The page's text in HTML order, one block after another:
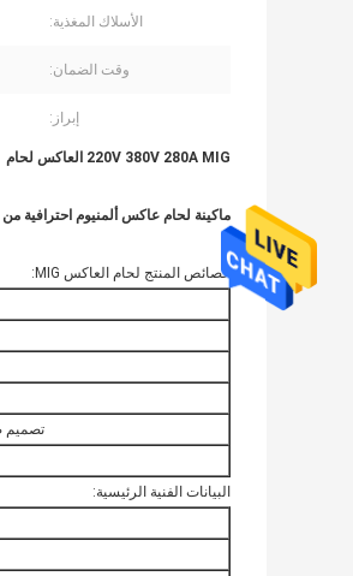
الأسلاك المغذية:
وقت الضمان:
إبراز:
220V 380V 280A MIG العاكس لحام
ماكينة لحام عاكس ألمنيوم احترافية من
خصائص المنتج لحام العاكس MIG:
تصميم صارم 3-تدقيق: معالجة ختم غراء ثنائي الفينيل
البيانات الفنية الرئيسية: